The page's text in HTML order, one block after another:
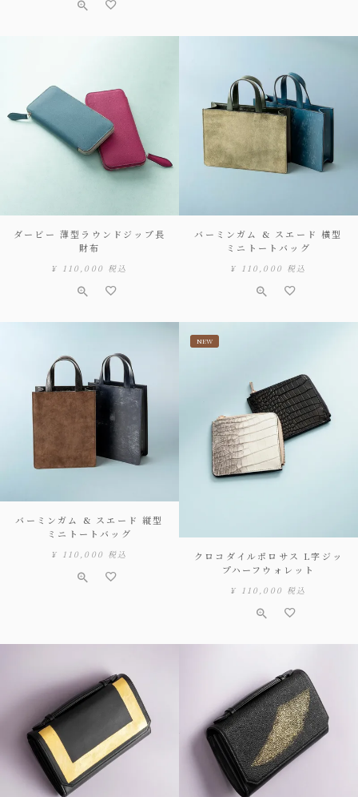
ダービー 薄型ラウンドジップ長
財布
¥ 110,000 税込
バーミンガム & スエード 横型
ミニトートバッグ
¥ 110,000 税込
バーミンガム & スエード 縦型
ミニトートバッグ
¥ 110,000 税込
NEW
クロコダイルポロサス L字ジッ
プハーフウォレット
¥ 110,000 税込